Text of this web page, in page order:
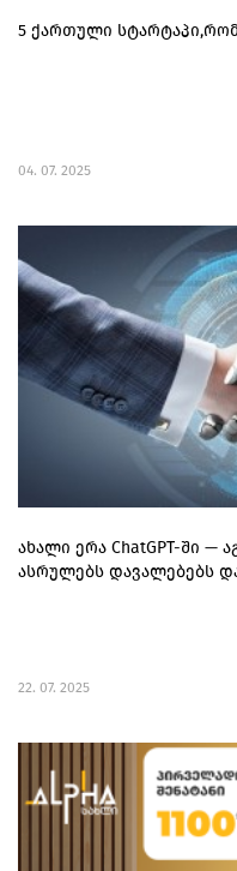
5 ქართული
04. 07. 2025
ახალი ერა ChatGPT-ში —
ასრულებს დავალებებს
22. 07. 2025